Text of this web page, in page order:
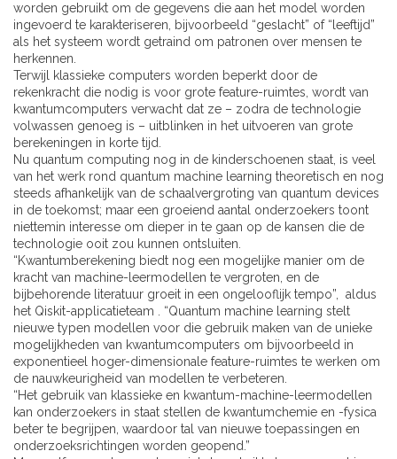
worden gebruikt om de gegevens die aan het model worden
ingevoerd te karakteriseren, bijvoorbeeld “geslacht” of “leeftijd”
als het systeem wordt getraind om patronen over mensen te
herkennen.
Terwijl klassieke computers worden beperkt door de
rekenkracht die nodig is voor grote feature-ruimtes, wordt van
kwantumcomputers verwacht dat ze – zodra de technologie
volwassen genoeg is – uitblinken in het uitvoeren van grote
berekeningen in korte tijd.
Nu quantum computing nog in de kinderschoenen staat, is veel
van het werk rond quantum machine learning theoretisch en nog
steeds afhankelijk van de schaalvergroting van quantum devices
in de toekomst; maar een groeiend aantal onderzoekers toont
niettemin interesse om dieper in te gaan op de kansen die de
technologie ooit zou kunnen ontsluiten.
“Kwantumberekening biedt nog een mogelijke manier om de
kracht van machine-leermodellen te vergroten, en de
bijbehorende literatuur groeit in een ongelooflijk tempo”, aldus
het Qiskit-applicatieteam . “Quantum machine learning stelt
nieuwe typen modellen voor die gebruik maken van de unieke
mogelijkheden van kwantumcomputers om bijvoorbeeld in
exponentieel hoger-dimensionale feature-ruimtes te werken om
de nauwkeurigheid van modellen te verbeteren.
“Het gebruik van klassieke en kwantum-machine-leermodellen
kan onderzoekers in staat stellen de kwantumchemie en -fysica
beter te begrijpen, waardoor tal van nieuwe toepassingen en
onderzoeksrichtingen worden geopend.”